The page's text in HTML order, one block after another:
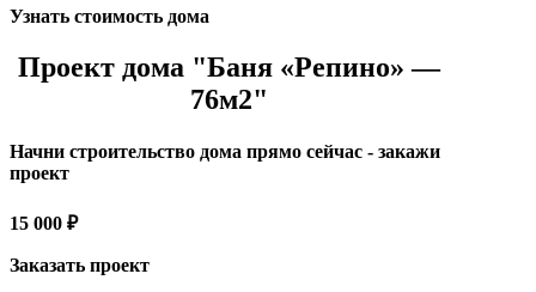
Узнать стоимость дома
Проект дома "Баня «Репино» —
76м2"
Начни строительство дома прямо сейчас - закажи
проект
15 000 ₽
Заказать проект